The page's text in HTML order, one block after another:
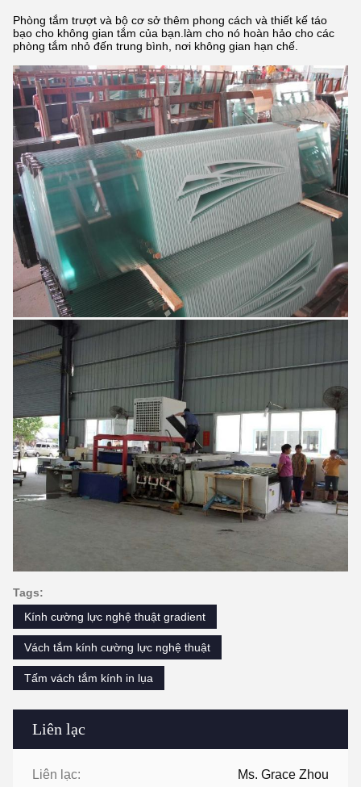
Liên lạc
Liên lạc: Ms. Grace Zhou
Phòng tắm trượt và bộ cơ sở thêm phong cách và thiết kế táo
bạo cho không gian tắm của bạn.làm cho nó hoàn hảo cho các
phòng tắm nhỏ đến trung bình, nơi không gian hạn chế.
Tags:
Kính cường lực nghệ thuật gradient
Vách tắm kính cường lực nghệ thuật
Tấm vách tắm kính in lụa